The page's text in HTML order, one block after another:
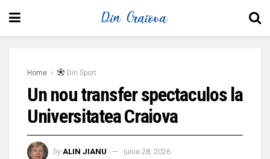
Home Din Sport
Un nou transfer spectaculos la
Universitatea Craiova
by ALIN JIANU iunie 28, 2026